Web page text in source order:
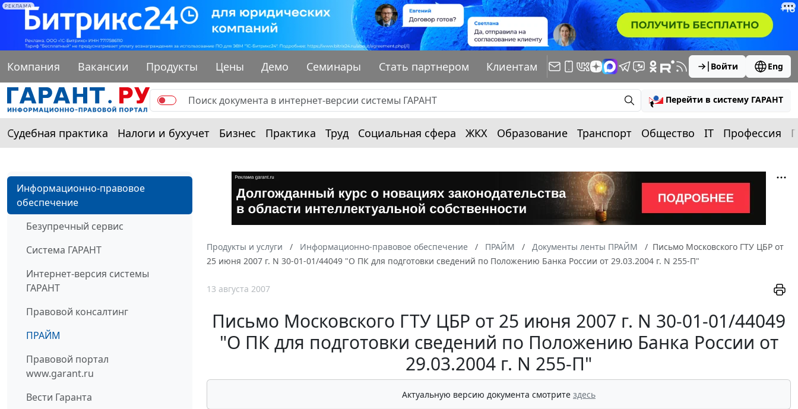
РЕКЛАМА
Компания Вакансии Продукты Цены Демо Семинары Стать партнером Клиентам Войти Eng
Перейти в систему ГАРАНТ
Судебная практика Налоги и бухучет Бизнес Практика Труд Социальная сфера ЖКХ Образование Транспорт Общество IT Профессия
Информационно-правовое
обеспечение
Безупречный сервис
Система ГАРАНТ
Интернет-версия системы
ГАРАНТ
Правовой консалтинг
ПРАЙМ
Правовой портал
www.garant.ru
Вести Гаранта
Продукты и услуги Информационно-правовое обеспечение ПРАЙМ Документы ленты ПРАЙМ
Письмо Московского ГТУ ЦБР от
25 июня 2007 г. N 30-01-01/44049 "О ПК для подготовки сведений по Положению Банка России от 29.03.2004 г. N 255-П"
13 августа 2007
Письмо Московского ГТУ ЦБР от 25 июня 2007 г. N 30-01-01/44049
"О ПК для подготовки сведений по Положению Банка России от
29.03.2004 г. N 255-П"
Актуальную версию документа смотрите здесь